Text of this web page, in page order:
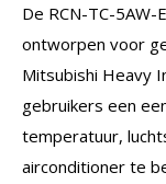
De RCN-TC-
ontworpen voor
Mitsubishi Heavy
gebruikers een
temperatuur,
airconditioner te